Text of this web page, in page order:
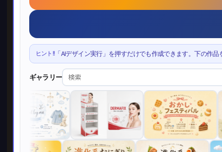
ヒント!!「AIデザイン実行」を押すだけでも作成できます。下の作
ギャラリー